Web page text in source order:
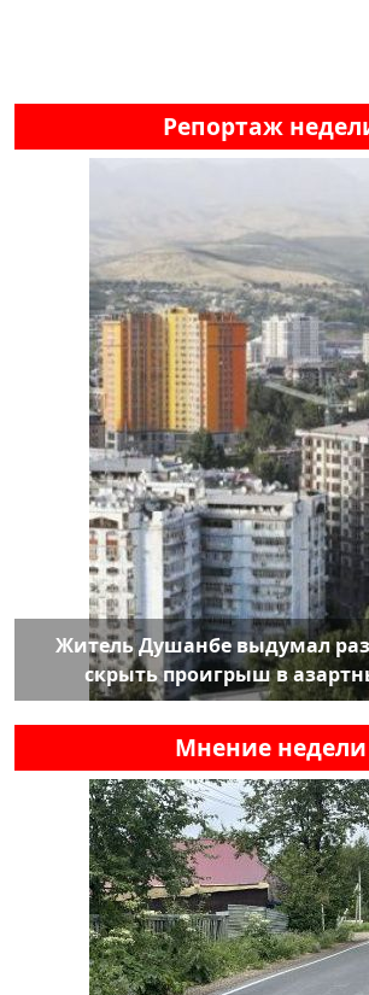
Репортаж
Житель Душанбе выдумал
скрыть проигрыш в
Мнение недели